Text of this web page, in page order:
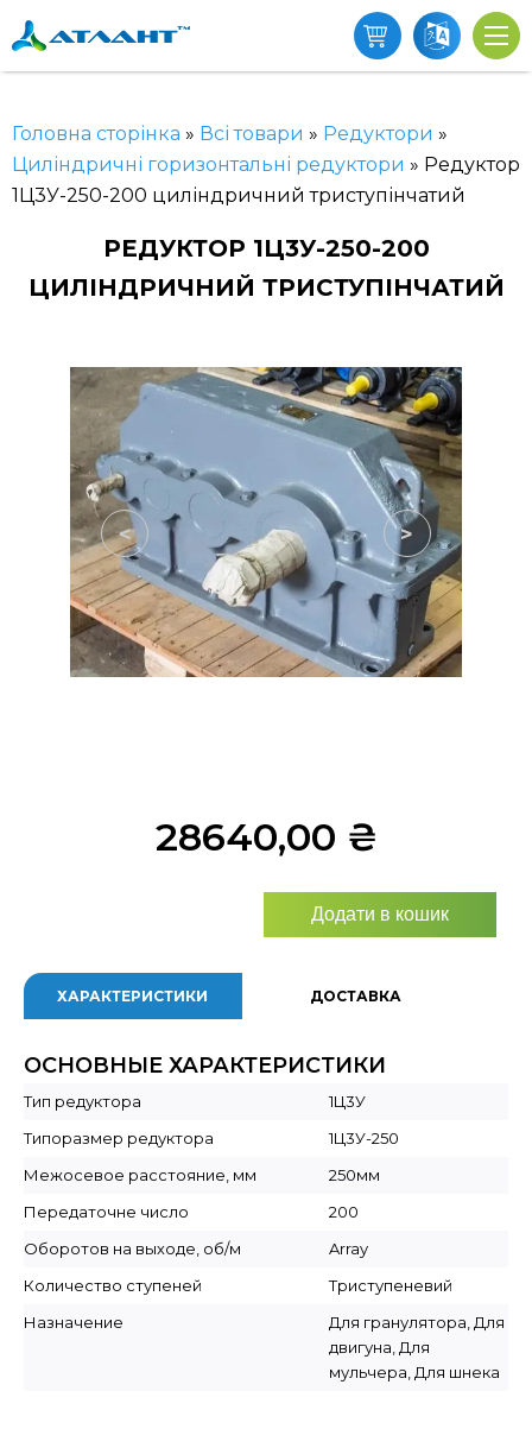
Головна сторінка » Всі товари » Редуктори »
Циліндричні горизонтальні редуктори » Редуктор
1Ц3У-250-200 циліндричний триступінчатий
РЕДУКТОР 1Ц3У-250-200
ЦИЛІНДРИЧНИЙ ТРИСТУПІНЧАТИЙ
< >
28640,00 ₴
Додати в кошик
ХАРАКТЕРИСТИКИ ДОСТАВКА
ОСНОВНЫЕ ХАРАКТЕРИСТИКИ
Тип редуктора
1Ц3У
Типоразмер редуктора
1Ц3У-250
Межосевое расстояние, мм
250мм
Передаточне число
200
Оборотов на выходе, об/м
Array
Количество ступеней
Триступеневий
Назначение
Для гранулятора, Для
двигуна, Для
мульчера, Для шнека